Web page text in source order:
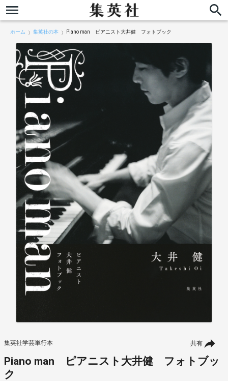
ホーム 集英社の本 Piano man ピアニスト大井健 フォトブック
共有
集英社学芸単行本
Piano man ピアニスト大井健 フォトブッ
ク